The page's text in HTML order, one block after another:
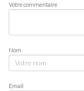
Votre commentaire
Nom
Email